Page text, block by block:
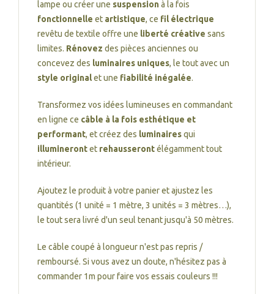
lampe ou créer une suspensionà la fois
fonctionnelle et artistique, ce fil électrique
revêtu de textile offre une liberté créative sans
limites. Rénovez des pièces anciennes ou
concevez des luminaires uniques, le tout avec un
style originalet une fiabilité inégalée.
Transformez vos idées lumineuses en commandant
en ligne ce câble à la fois esthétique et
performant, et créez des luminairesqui
illuminerontet rehausserontélégamment tout
intérieur.
Ajoutez le produit à votre panier et ajustez les
quantités (1 unité = 1 mètre, 3 unités = 3 mètres…),
le tout sera livré d'un seul tenant jusqu'à 50 mètres.
Le câble coupé à longueur n'est pas repris /
remboursé. Si vous avez un doute, n'hésitez pas à
commander 1m pour faire vos essais couleurs !!!